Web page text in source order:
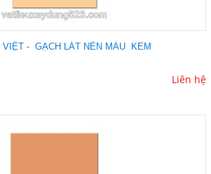
VIỆT - GẠCH LÁT NỀN MÀU KEM
Liên hệ